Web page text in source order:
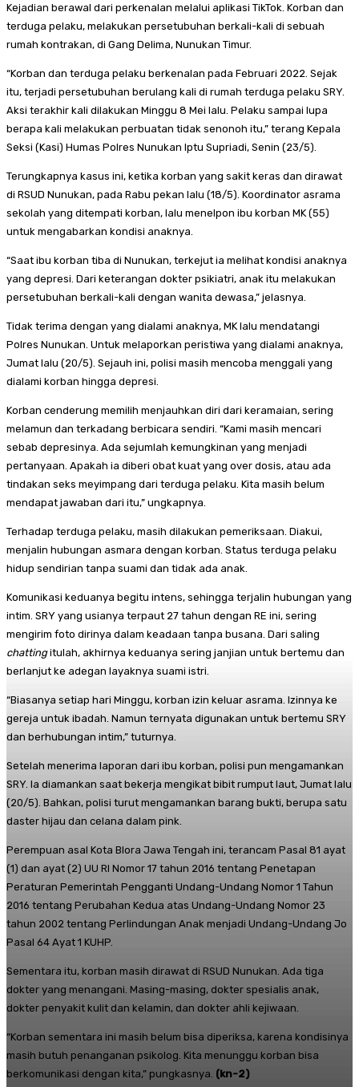
Kejadian berawal dari perkenalan melalui aplikasi TikTok. Korban dan
terduga pelaku, melakukan persetubuhan berkali-kali di sebuah
rumah kontrakan, di Gang Delima, Nunukan Timur.
“Korban dan terduga pelaku berkenalan pada Februari 2022. Sejak
itu, terjadi persetubuhan berulang kali di rumah terduga pelaku SRY.
Aksi terakhir kali dilakukan Minggu 8 Mei lalu. Pelaku sampai lupa
berapa kali melakukan perbuatan tidak senonoh itu,” terang Kepala
Seksi (Kasi) Humas Polres Nunukan Iptu Supriadi, Senin (23/5).
Terungkapnya kasus ini, ketika korban yang sakit keras dan dirawat
di RSUD Nunukan, pada Rabu pekan lalu (18/5). Koordinator asrama
sekolah yang ditempati korban, lalu menelpon ibu korban MK (55)
untuk mengabarkan kondisi anaknya.
“Saat ibu korban tiba di Nunukan, terkejut ia melihat kondisi anaknya
yang depresi. Dari keterangan dokter psikiatri, anak itu melakukan
persetubuhan berkali-kali dengan wanita dewasa,” jelasnya.
Tidak terima dengan yang dialami anaknya, MK lalu mendatangi
Polres Nunukan. Untuk melaporkan peristiwa yang dialami anaknya,
Jumat lalu (20/5). Sejauh ini, polisi masih mencoba menggali yang
dialami korban hingga depresi.
Korban cenderung memilih menjauhkan diri dari keramaian, sering
melamun dan terkadang berbicara sendiri. “Kami masih mencari
sebab depresinya. Ada sejumlah kemungkinan yang menjadi
pertanyaan. Apakah ia diberi obat kuat yang over dosis, atau ada
tindakan seks meyimpang dari terduga pelaku. Kita masih belum
mendapat jawaban dari itu,” ungkapnya.
Terhadap terduga pelaku, masih dilakukan pemeriksaan. Diakui,
menjalin hubungan asmara dengan korban. Status terduga pelaku
hidup sendirian tanpa suami dan tidak ada anak.
Komunikasi keduanya begitu intens, sehingga terjalin hubungan yang
intim. SRY yang usianya terpaut 27 tahun dengan RE ini, sering
mengirim foto dirinya dalam keadaan tanpa busana. Dari saling
chattingitulah, akhirnya keduanya sering janjian untuk bertemu dan
berlanjut ke adegan layaknya suami istri.
“Biasanya setiap hari Minggu, korban izin keluar asrama. Izinnya ke
gereja untuk ibadah. Namun ternyata digunakan untuk bertemu SRY
dan berhubungan intim,” tuturnya.
Setelah menerima laporan dari ibu korban, polisi pun mengamankan
SRY. Ia diamankan saat bekerja mengikat bibit rumput laut, Jumat lalu
(20/5). Bahkan, polisi turut mengamankan barang bukti, berupa satu
daster hijau dan celana dalam pink.
Perempuan asal Kota Blora Jawa Tengah ini, terancam Pasal 81 ayat
(1) dan ayat (2) UU RI Nomor 17 tahun 2016 tentang Penetapan
Peraturan Pemerintah Pengganti Undang-Undang Nomor 1 Tahun
2016 tentang Perubahan Kedua atas Undang-Undang Nomor 23
tahun 2002 tentang Perlindungan Anak menjadi Undang-Undang Jo
Pasal 64 Ayat 1 KUHP.
Sementara itu, korban masih dirawat di RSUD Nunukan. Ada tiga
dokter yang menangani. Masing-masing, dokter spesialis anak,
dokter penyakit kulit dan kelamin, dan dokter ahli kejiwaan.
“Korban sementara ini masih belum bisa diperiksa, karena kondisinya
masih butuh penanganan psikolog. Kita menunggu korban bisa
berkomunikasi dengan kita,” pungkasnya. (kn-2)